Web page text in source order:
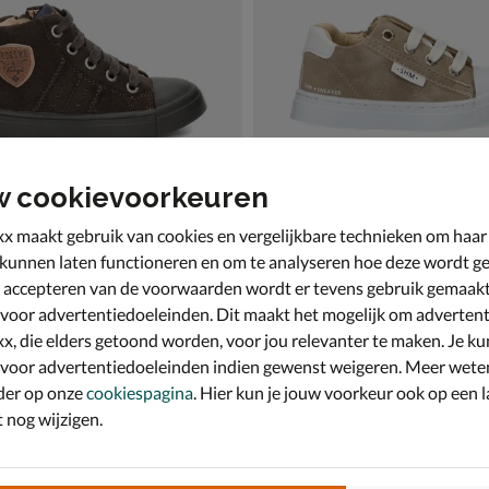
- bruin
Shoesme
Lage sneakers - bruin
van € 59,99 voor € 41,99
59, 41,
cookievoorkeuren
maakt gebruik van cookies en vergelijkbare technieken om
laten functioneren en om te analyseren hoe deze wordt
van de voorwaarden wordt er tevens gebruik
advertentiedoeleinden. Dit maakt het mogelijk om
die elders getoond worden, voor jou relevanter te maken. Je
advertentiedoeleinden indien gewenst weigeren. Meer
op onzecookiespagina. Hier kun je jouw voorkeur ook op een
nog wijzigen.